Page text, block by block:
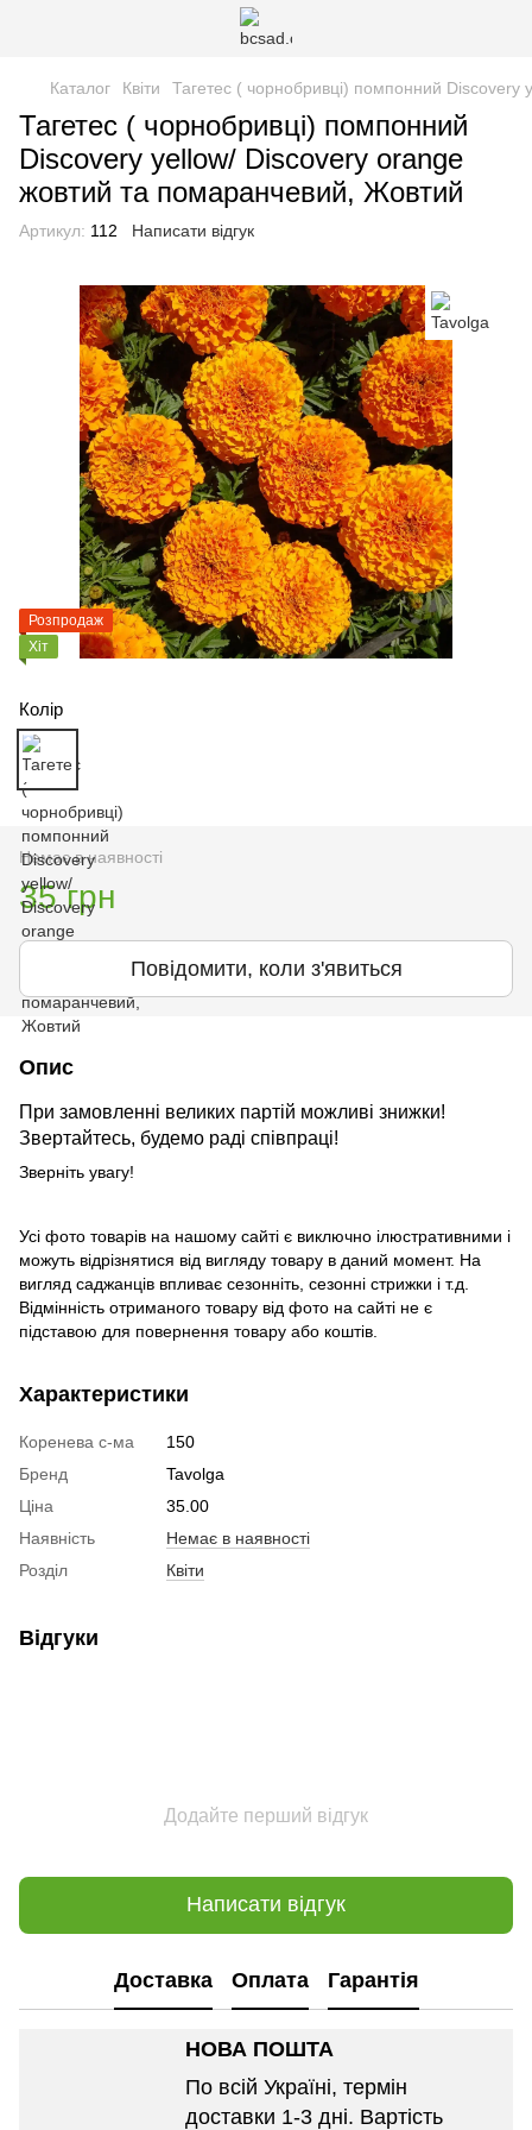
Каталог Квіти Тагетес ( чорнобривці) помпонний
Тагетес ( чорнобривці) помпонний
Discovery yellow/ Discovery orange
жовтий та помаранчевий, Жовтий
Артикул: 112 Написати відгук
Розпродаж
Хіт
Колір
Немає в наявності
35 грн
Повідомити, коли з'явиться
Опис
При замовленні великих партій можливі знижки!
Звертайтесь, будемо раді співпраці!
Зверніть увагу!
Усі фото товарів на нашому сайті є виключно ілюстративними і
можуть відрізнятися від вигляду товару в даний момент. На
вигляд саджанців впливає сезонніть, сезонні стрижки і т.д.
Відмінність отриманого товару від фото на сайті не є
підставою для повернення товару або коштів.
Характеристики
Коренева с-ма
150
Бренд
Tavolga
Ціна
35.00
Наявність
Немає в наявності
Розділ
Квіти
Відгуки
Додайте перший відгук
Написати відгук
Доставка Оплата Гарантія
НОВА ПОШТА
По всій Україні, термін
доставки 1-3 дні. Вартість